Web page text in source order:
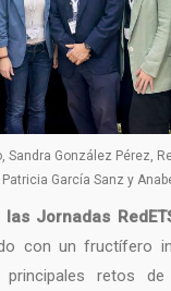
Sandra González Pérez,
García Sanz y
Jornadas
con un fructífero
retos de